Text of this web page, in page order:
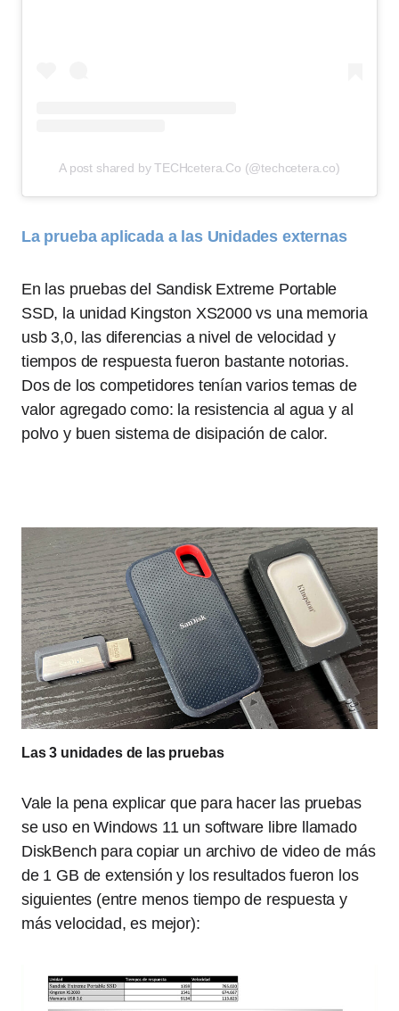
A post shared by TECHcetera.Co (@techcetera.co)
La prueba aplicada a las Unidades externas
En las pruebas del Sandisk Extreme Portable
SSD, la unidad Kingston XS2000 vs una memoria
usb 3,0, las diferencias a nivel de velocidad y
tiempos de respuesta fueron bastante notorias.
Dos de los competidores tenían varios temas de
valor agregado como: la resistencia al agua y al
polvo y buen sistema de disipación de calor.
Las 3 unidades de las pruebas
Vale la pena explicar que para hacer las pruebas
se uso en Windows 11 un software libre llamado
DiskBench para copiar un archivo de video de más
de 1 GB de extensión y los resultados fueron los
siguientes (entre menos tiempo de respuesta y
más velocidad, es mejor):